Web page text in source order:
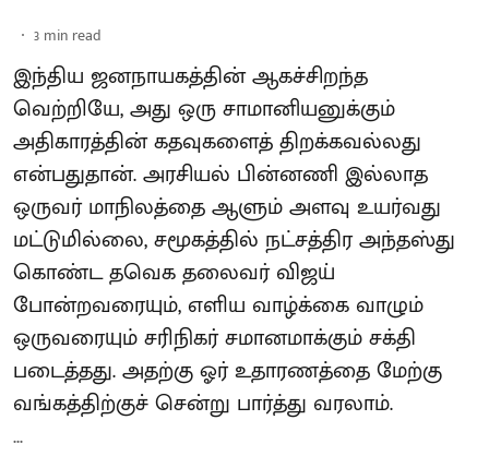
3 min read
இந்திய ஜனநாயகத்தின் ஆகச்சிறந்த
வெற்றியே, அது ஒரு சாமானியனுக்கும்
அதிகாரத்தின் கதவுகளைத் திறக்கவல்லது
என்பதுதான். அரசியல் பின்னணி இல்லாத
ஒருவர் மாநிலத்தை ஆளும் அளவு உயர்வது
மட்டுமில்லை, சமூகத்தில் நட்சத்திர அந்தஸ்து
கொண்ட தவெக தலைவர் விஜய்
போன்றவரையும், எளிய வாழ்க்கை வாழும்
ஒருவரையும் சரிநிகர் சமானமாக்கும் சக்தி
படைத்தது. அதற்கு ஓர் உதாரணத்தை மேற்கு
வங்கத்திற்குச் சென்று பார்த்து வரலாம்.
...